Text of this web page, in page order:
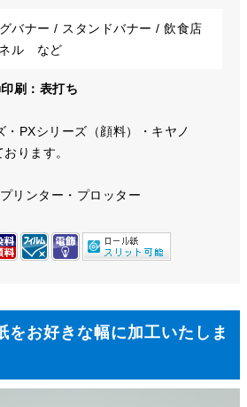
バナー / スタンドバナー / 飲食店
ネル など
刷：表打ち
・PXシリーズ（顔料）・キヤノ
ります。
リンター・プロッター
をお好きな幅に加工いたしま